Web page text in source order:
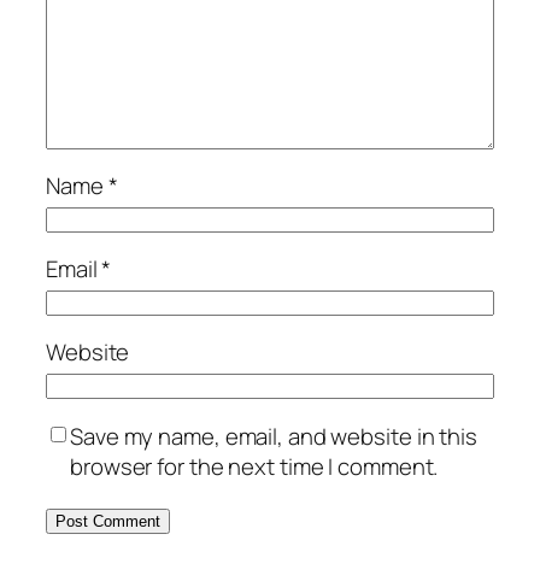
Name*
Email*
Website
Save my name, email, and website in this
browser for the next time I comment.